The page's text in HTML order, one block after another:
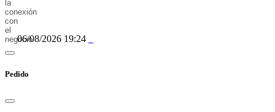
06/08/2026 19:24
Pedido